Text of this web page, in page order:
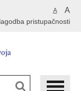
A A
pristupačnosti